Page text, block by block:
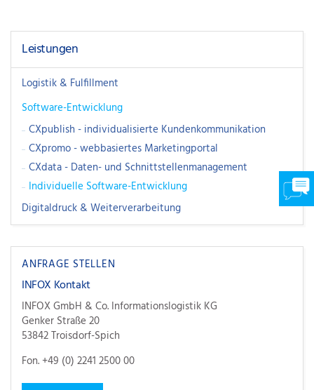
Leistungen
Logistik & Fulfillment
Software-Entwicklung
CXpublish - individualisierte Kundenkommunikation
CXpromo - webbasiertes Marketingportal
CXdata - Daten- und Schnittstellenmanagement
Individuelle Software-Entwicklung
Digitaldruck & Weiterverarbeitung
ANFRAGE STELLEN
INFOX Kontakt
INFOX GmbH & Co. Informationslogistik KG
Genker Straße 20
53842 Troisdorf-Spich
Fon. +49 (0) 2241 2500 00